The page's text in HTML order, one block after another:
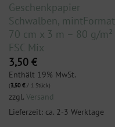
Geschenkpapier
Schwalben, mintFormat
70 cm x 3 m – 80 g/m²
FSC Mix
3,50 €
Enthält 19% MwSt.
(3,50€/ 1 Stück)
zzgl. Versand
Lieferzeit: ca. 2-3 Werktage